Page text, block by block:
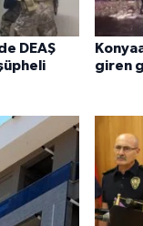
DEAŞ
giren